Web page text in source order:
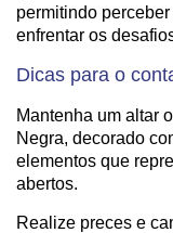
permitindo
enfrentar os
Dicas para o
Mantenha um altar
Negra, decorado
elementos que
abertos.
Realize preces e